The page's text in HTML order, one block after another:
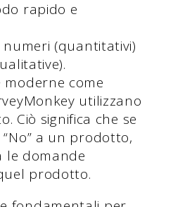
rapido e
numeri (quantitativi)
come
utilizzano
Ciò significa che se
a un prodotto,
le domande
prodotto.